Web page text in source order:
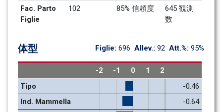
Fac. Parto
Figlie
102 85% 信頼度
645 観測
数
体型 Figlie: 696 Allev.: 92 Att.%: 95%
-2 -1 0 1
2
Tipo
-0.46
Ind. Mammella
-0.64